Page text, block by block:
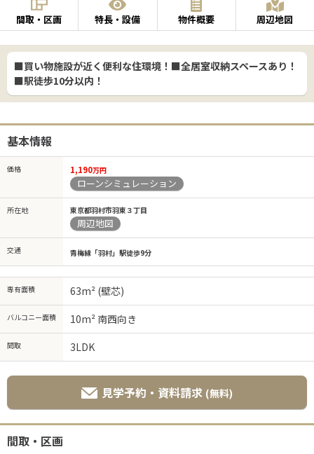
間取・区画 特長・設備 物件概要 周辺地図
■買い物施設が近く便利な住環境！■全居室収納スペースあり！
■駅徒歩10分以内！
基本情報
価格 1,190万円
ローンシミュレーション
所在地 東京都羽村市羽東３丁目
周辺地図
交通 青梅線「羽村」駅徒歩9分
専有面積 63m² (壁芯)
バルコニー面積 10m² 南西向き
間取 3LDK
見学予約・資料請求 (無料)
間取・区画